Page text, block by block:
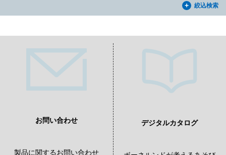
絞込検索
お問い合わせ
製品に関するお問い合わせ
デジタルカタログ